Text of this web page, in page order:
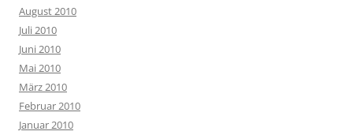
August 2010
Juli 2010
Juni 2010
Mai 2010
März 2010
Februar 2010
Januar 2010